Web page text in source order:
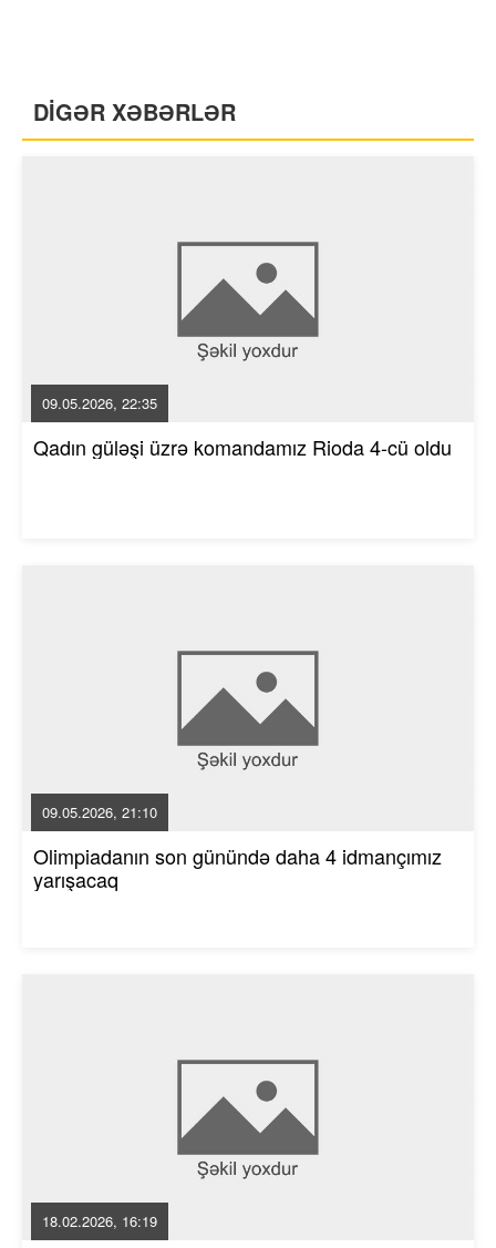
DİGƏR XƏBƏRLƏR
09.05.2026, 22:35
Qadın güləşi üzrə komandamız Rioda 4-cü oldu
09.05.2026, 21:10
Olimpiadanın son günündə daha 4 idmançımız
yarışacaq
18.02.2026, 16:19